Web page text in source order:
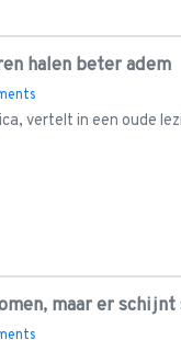
halen beter adem
vertelt in een oude
maar er